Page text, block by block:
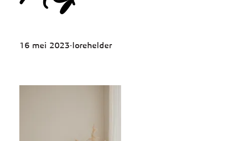
16 mei 2023·lorehelder